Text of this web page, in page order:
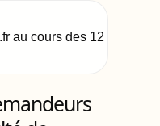
au cours des 12